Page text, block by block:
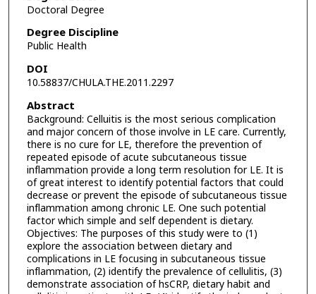
Doctoral Degree
Degree Discipline
Public Health
DOI
10.58837/CHULA.THE.2011.2297
Abstract
Background: Celluitis is the most serious complication
and major concern of those involve in LE care. Currently,
there is no cure for LE, therefore the prevention of
repeated episode of acute subcutaneous tissue
inflammation provide a long term resolution for LE. It is
of great interest to identify potential factors that could
decrease or prevent the episode of subcutaneous tissue
inflammation among chronic LE. One such potential
factor which simple and self dependent is dietary.
Objectives: The purposes of this study were to (1)
explore the association between dietary and
complications in LE focusing in subcutaneous tissue
inflammation, (2) identify the prevalence of cellulitis, (3)
demonstrate association of hsCRP, dietary habit and